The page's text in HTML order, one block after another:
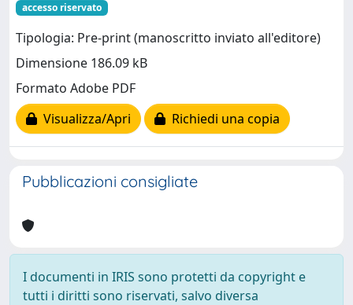
accesso riservato
Tipologia: Pre-print (manoscritto inviato all'editore)
Dimensione 186.09 kB
Formato Adobe PDF
Visualizza/Apri
Richiedi una copia
Pubblicazioni consigliate
I documenti in IRIS sono protetti da copyright e
tutti i diritti sono riservati, salvo diversa